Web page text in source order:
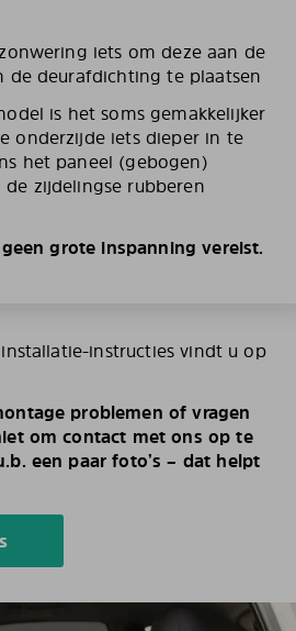
iets om deze aan de
de deurafdichting te plaatsen
is het soms gemakkelijker
onderzijde iets dieper in te
het paneel (gebogen)
zijdelingse rubberen
grote inspanning vereist.
instructies vindt u op
problemen of vragen
om contact met ons op te
een paar foto’s – dat helpt